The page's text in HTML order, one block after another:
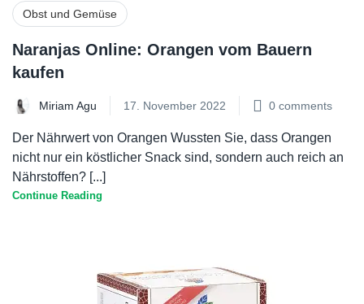
Obst und Gemüse
Naranjas Online: Orangen vom Bauern
kaufen
Miriam Agu 17. November 2022 0 comments
Der Nährwert von Orangen Wussten Sie, dass Orangen
nicht nur ein köstlicher Snack sind, sondern auch reich an
Nährstoffen? [...]
Continue Reading